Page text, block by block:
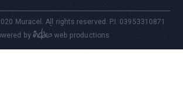
Muracel. All rights reserved. P.I. 03953310871
-
by web productions